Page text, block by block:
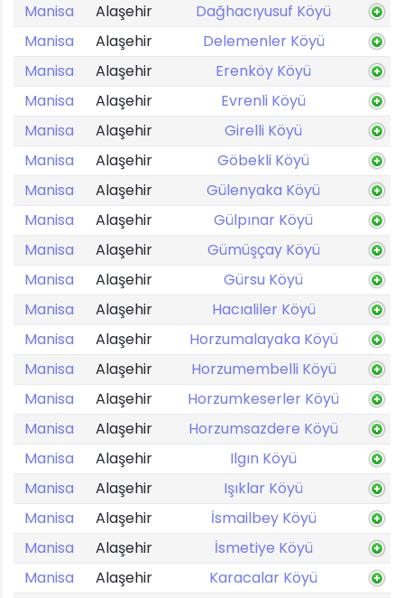
Manisa
Alaşehir
Dağhacıyusuf Köyü
Manisa
Alaşehir
Delemenler Köyü
Manisa
Alaşehir
Erenköy Köyü
Manisa
Alaşehir
Evrenli Köyü
Manisa
Alaşehir
Girelli Köyü
Manisa
Alaşehir
Göbekli Köyü
Manisa
Alaşehir
Gülenyaka Köyü
Manisa
Alaşehir
Gülpınar Köyü
Manisa
Alaşehir
Gümüşçay Köyü
Manisa
Alaşehir
Gürsu Köyü
Manisa
Alaşehir
Hacıaliler Köyü
Manisa
Alaşehir
Horzumalayaka Köyü
Manisa
Alaşehir
Horzumembelli Köyü
Manisa
Alaşehir
Horzumkeserler Köyü
Manisa
Alaşehir
Horzumsazdere Köyü
Manisa
Alaşehir
Ilgın Köyü
Manisa
Alaşehir
Işıklar Köyü
Manisa
Alaşehir
İsmailbey Köyü
Manisa
Alaşehir
İsmetiye Köyü
Manisa
Alaşehir
Karacalar Köyü